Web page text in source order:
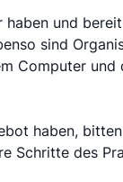
und
sind
Computer
haben,
Schritte des